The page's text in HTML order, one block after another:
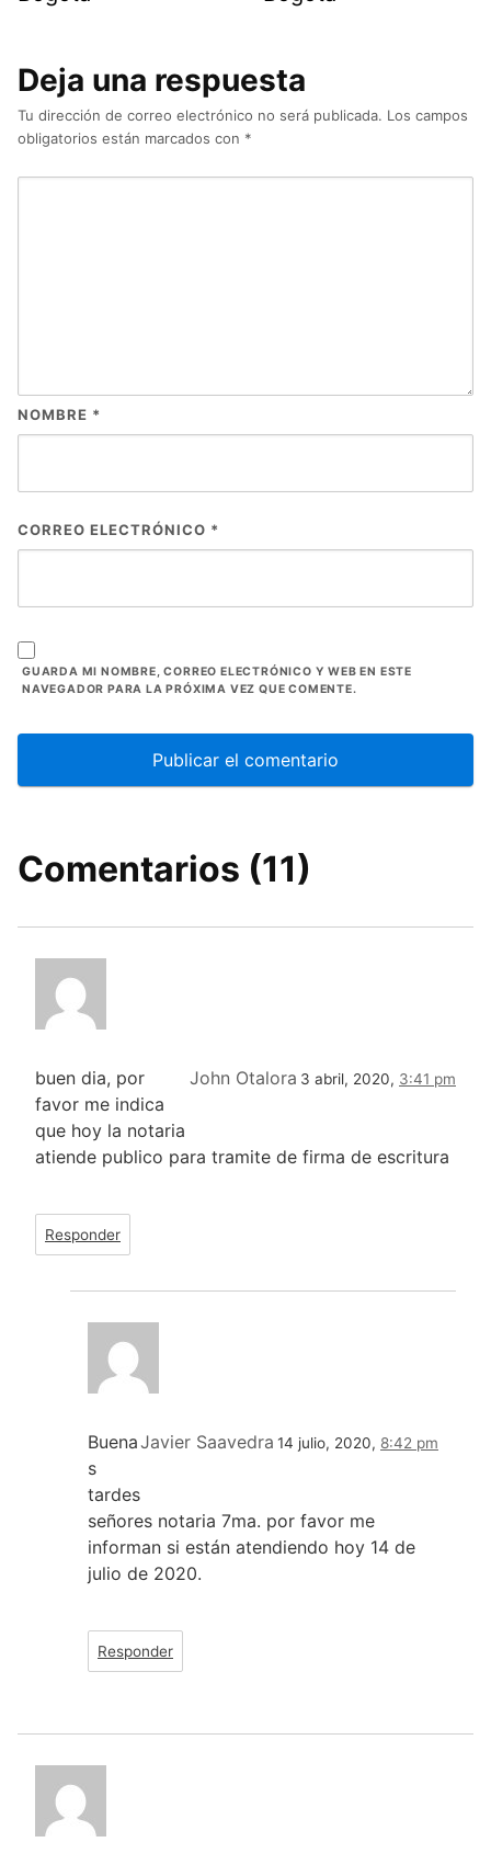
Deja una respuesta
Tu dirección de correo electrónico no será publicada. Los campos
obligatorios están marcados con *
NOMBRE *
CORREO ELECTRÓNICO *
GUARDA MI NOMBRE, CORREO ELECTRÓNICO Y WEB EN ESTE
NAVEGADOR PARA LA PRÓXIMA VEZ QUE COMENTE.
Comentarios (11)
John Otalora 3 abril, 2020, 3:41 pm
buen dia, por
favor me indica
que hoy la notaria
atiende publico para tramite de firma de escritura
Responder
Javier Saavedra 14 julio, 2020, 8:42 pm
Buena
s
tardes
señores notaria 7ma. por favor me
informan si están atendiendo hoy 14 de
julio de 2020.
Responder